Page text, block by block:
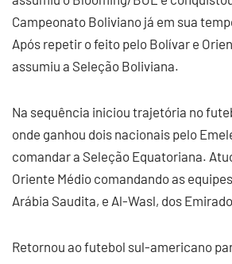
Campeonato Boliviano já em sua
Após repetir o feito pelo Bolívar e
assumiu a Seleção Boliviana.
Na sequência iniciou trajetória no
onde ganhou dois nacionais pelo
comandar a Seleção Equatoriana.
Oriente Médio comandando as
Arábia Saudita, e Al-Wasl, dos
Retornou ao futebol sul-americano